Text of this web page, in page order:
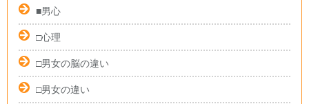
■男心
□心理
□男女の脳の違い
□男女の違い